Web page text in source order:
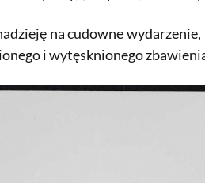
na cudowne
i wytęsknionego